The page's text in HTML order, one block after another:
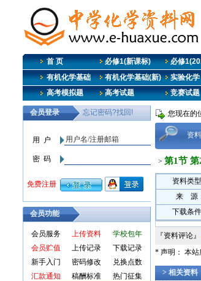
首 页 必修1(新课标) 必修
有机化学基础
有机化学基础(新) 实验化学
高考模拟题
高考试题 竞赛试题
会员功能
会员服务 上传资料
学校包年
会员贮值
上传记录
下载记录
新手入门
密码修改
兑换点数
汇款通知
稿酬标准 热门征集
您现在的
资
> 第1节
资料类型
来 源
下载条件
『资料评论』
* 声明： 本站
> 相关资料